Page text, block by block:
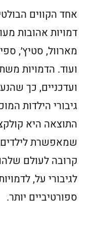
אחד הקווים
דמויות אהובות
מארוול, סטיץ׳,
ועוד. הדמויות
ועדכניים, כך
גיבורי הילדות
התוצאה היא
שמאפשרת
קרובה לעולם
לגיבורי על,
ספורטיביים יותר.